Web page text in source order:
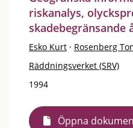
riskanalys,
skadebegränsande
Esko Kurt · Rosenberg
Räddningsverket (SRV)
1994
Öppna